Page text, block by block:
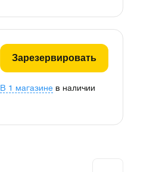
Зарезервировать
В 1 магазине в наличии